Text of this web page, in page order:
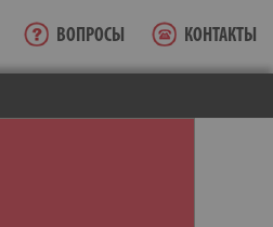
ВОПРОСЫ КОНТАКТЫ